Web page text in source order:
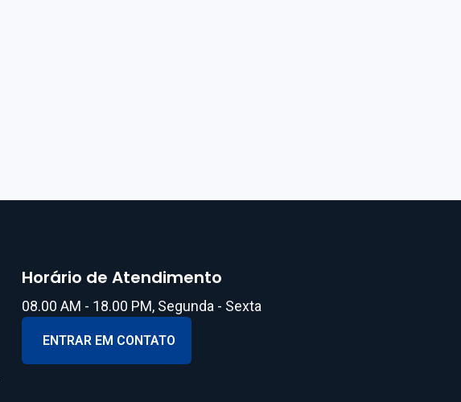
Horário de Atendimento
08.00 AM - 18.00 PM, Segunda - Sexta
ENTRAR EM CONTATO